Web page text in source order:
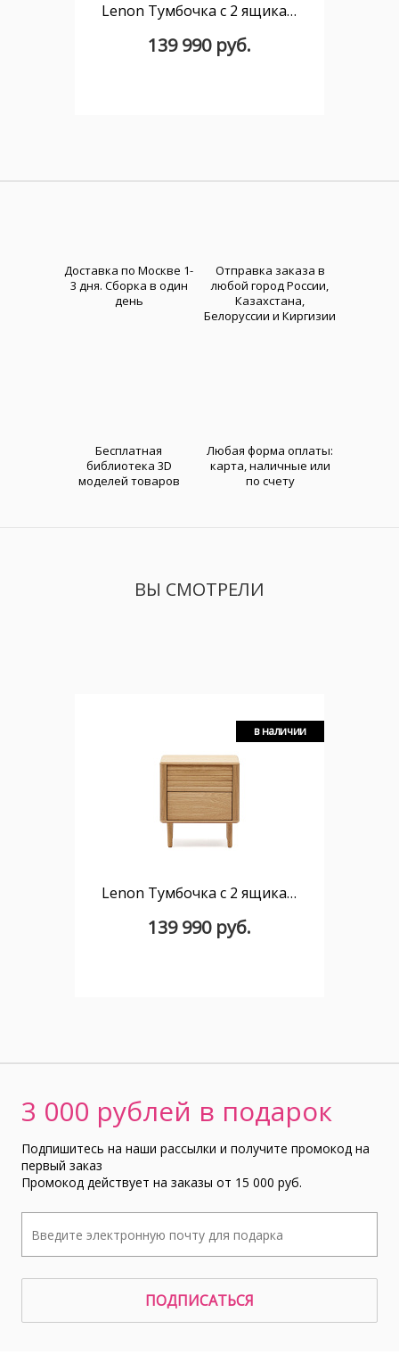
Lenon Тумбочка с 2 ящиками из шпона дуба 50 x 55 см
139 990 руб.
Доставка по Москве 1-
3 дня. Cборка в один
день
Отправка заказа в
любой город России,
Казахстана,
Белоруссии и Киргизии
Бесплатная
библиотека 3D
моделей товаров
Любая форма оплаты:
карта, наличные или
по счету
ВЫ СМОТРЕЛИ
в наличии
Lenon Тумбочка с 2 ящиками из шпона дуба 50 x 55 см
139 990 руб.
3 000 рублей в подарок
Подпишитесь на наши рассылки и получите промокод на
первый заказ
Промокод действует на заказы от 15 000 руб.
ПОДПИСАТЬСЯ